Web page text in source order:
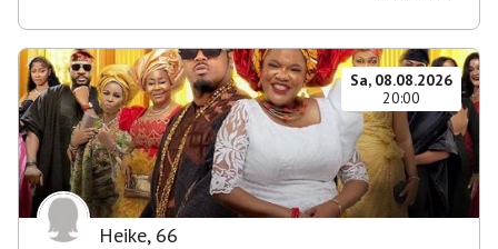
Sa, 08.08.2026
20:00
Heike, 66